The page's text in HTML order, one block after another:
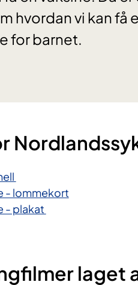
hvordan vi kan
for barnet.
- lommekort
- plakat
laget